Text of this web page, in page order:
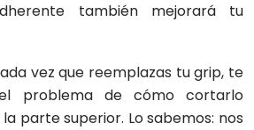
también mejorará tu
vez que reemplazas tu grip, te
problema de cómo cortarlo
parte superior. Lo sabemos: nos